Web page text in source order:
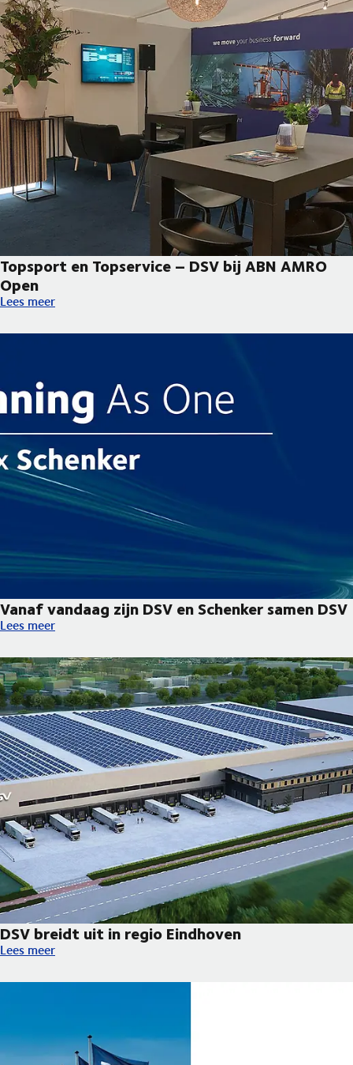
Topsport en Topservice – DSV bij ABN AMRO
Open
Topsport en Topservice – DSV bij ABN AMRO Open
Lees meer
Vanaf vandaag zijn DSV en Schenker samen DSV
Vanaf vandaag zijn DSV en Schenker samen DSV
Lees meer
DSV breidt uit in regio Eindhoven
DSV breidt uit in regio Eindhoven
Lees meer